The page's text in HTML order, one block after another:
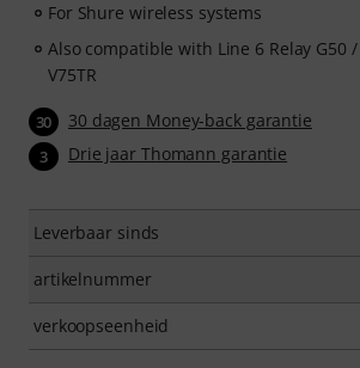
For Shure wireless systems
Also compatible with Line 6 Relay G50 /
V75TR
30 30 dagen Money-back garantie
3 Drie jaar Thomann garantie
Leverbaar sinds
artikelnummer
verkoopseenheid